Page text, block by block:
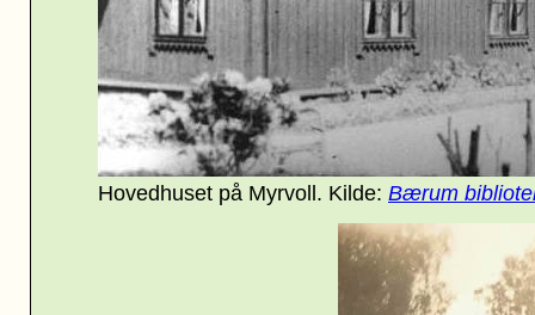
Hovedhuset på Myrvoll. Kilde: Bærum